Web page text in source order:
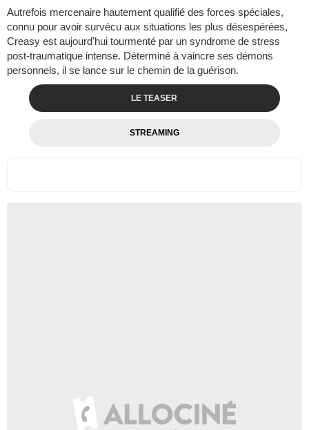
Autrefois mercenaire hautement qualifié des forces spéciales,
connu pour avoir survécu aux situations les plus désespérées,
Creasy est aujourd'hui tourmenté par un syndrome de stress
post-traumatique intense. Déterminé à vaincre ses démons
personnels, il se lance sur le chemin de la guérison.
LE TEASER
STREAMING